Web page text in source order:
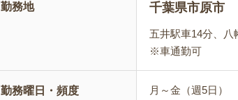
勤務地 千葉県市原市
五井駅車14分、
※車通勤可
勤務曜日・頻度 月～金（週5日